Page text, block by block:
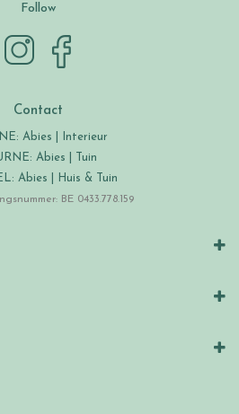
Follow
Contact
Abies | Interieur
Abies | Tuin
Abies | Huis & Tuin
BE 0433.778.159